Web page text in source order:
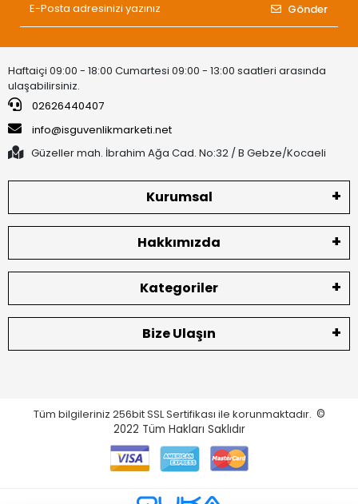
Gönder
Haftaiçi 09:00 - 18:00 Cumartesi 09:00 - 13:00 saatleri arasında
ulaşabilirsiniz.
02626440407
info@isguvenlikmarketi.net
Güzeller mah. İbrahim Ağa Cad. No:32 / B Gebze/Kocaeli
Kurumsal
Hakkımızda
Kategoriler
Bize Ulaşın
Tüm bilgileriniz 256bit SSL Sertifikası ile korunmaktadır. ©
2022 Tüm Hakları Saklıdır